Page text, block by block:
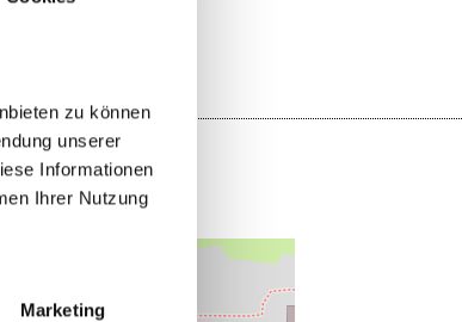
zu können
unserer
Informationen
Ihrer Nutzung
Marketing